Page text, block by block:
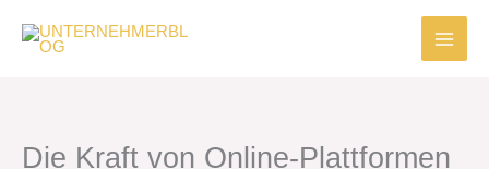
Inhalt
springen
Die Kraft von Online-Plattformen